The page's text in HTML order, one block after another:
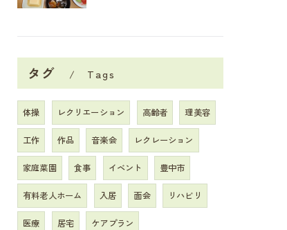
タグ Tags
体操 レクリエーション 高齢者 理美容
工作 作品 音楽会 レクレーション
家庭菜園 食事 イベント 豊中市
有料老人ホーム 入居 面会 リハビリ
医療 居宅 ケアプラン